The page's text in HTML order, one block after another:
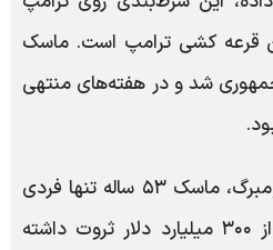
قرعه کشی ترامپ است. ماسک
شد و در هفته‌های منتهی
بر اساس شاخص ثروت بلومبرگ، ماسک ۵۳ ساله تنها فردی
است که تا به حال بیش از ۳۰۰ میلیارد دلار ثروت داشته